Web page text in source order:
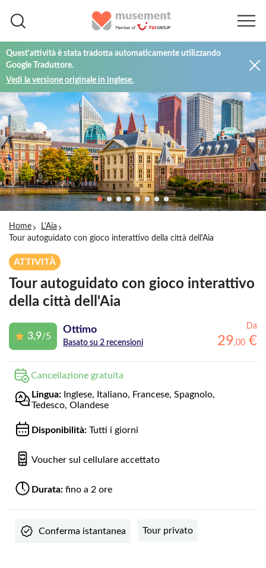
Quest'attività è stata tradotta automaticamente utilizzando
Google Traduttore.
Vedi la versione originale in inglese.
Home
L'Aia
Tour autoguidato con gioco interattivo della città dell'Aia
ATTIVITÀ
Tour autoguidato con gioco interattivo
della città dell'Aia
3,9/5
Ottimo
Basato su 2 recensioni
Da
29,00 €
Cancellazione gratuita
Lingua: Inglese, Italiano, Francese, Spagnolo,
Tedesco, Olandese
Disponibilità: Tutti i giorni
Voucher sul cellulare accettato
Durata: fino a 2 ore
Conferma istantanea Tour privato